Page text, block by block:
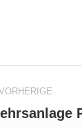
Previous